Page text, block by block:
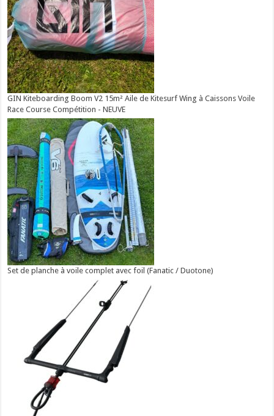
GIN Kiteboarding Boom V2 15m² Aile de Kitesurf Wing à Caissons Voile
Race Course Compétition - NEUVE
Set de planche à voile complet avec foil (Fanatic / Duotone)